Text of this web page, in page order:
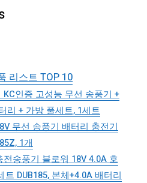
리스트 TOP 10
KC인증 고성능 무선 송풍기 +
리 + 가방 풀세트, 1세트
무선 송풍기 배터리 충전기
1개
전송풍기 블로워 18V 4.0A 호
트 DUB185, 본체+4.0A 배터리